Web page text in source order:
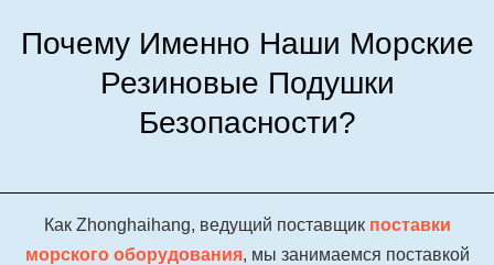
Почему Именно Наши Морские
Резиновые Подушки
Безопасности?
Как Zhonghaihang, ведущий поставщик поставки
морского оборудования, мы занимаемся поставкой